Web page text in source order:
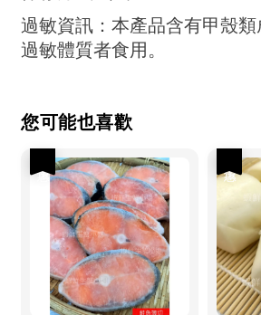
過敏資訊：本產品含有甲殼
過敏體質者食用。
您可能也喜歡